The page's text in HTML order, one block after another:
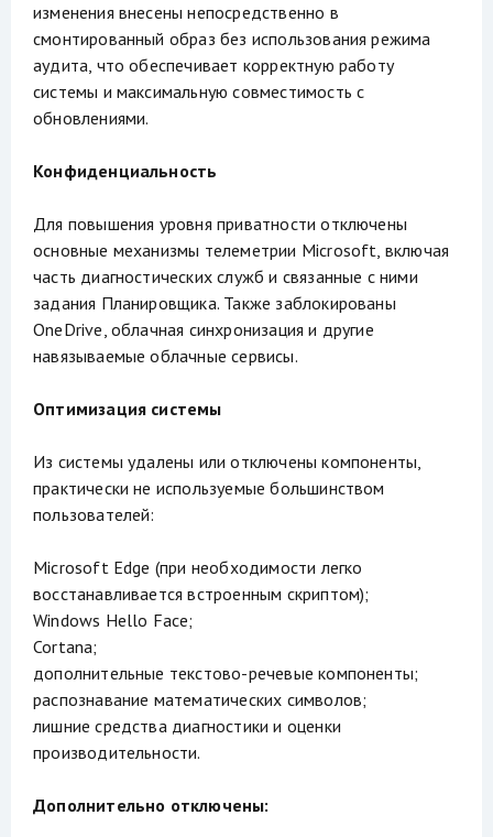
изменения внесены непосредственно в
смонтированный образ без использования режима
аудита, что обеспечивает корректную работу
системы и максимальную совместимость с
обновлениями.
Конфиденциальность
Для повышения уровня приватности отключены
основные механизмы телеметрии Microsoft, включая
часть диагностических служб и связанные с ними
задания Планировщика. Также заблокированы
OneDrive, облачная синхронизация и другие
навязываемые облачные сервисы.
Оптимизация системы
Из системы удалены или отключены компоненты,
практически не используемые большинством
пользователей:
Microsoft Edge (при необходимости легко
восстанавливается встроенным скриптом);
Windows Hello Face;
Cortana;
дополнительные текстово-речевые компоненты;
распознавание математических символов;
лишние средства диагностики и оценки
производительности.
Дополнительно отключены: